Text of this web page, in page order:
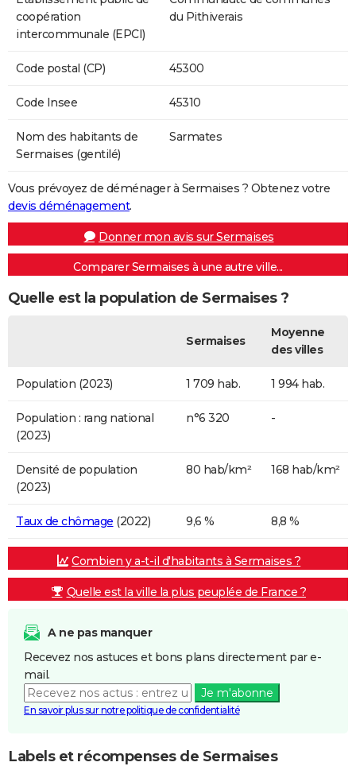
coopération
intercommunale (EPCI)
du Pithiverais
Code postal (CP) 45300
Code Insee 45310
Nom des habitants de
Sermaises (gentilé)
Sarmates
Vous prévoyez de déménager à Sermaises ? Obtenez votre
devis déménagement.
Donner mon avis sur Sermaises
Comparer Sermaises à une autre ville...
Quelle est la population de Sermaises ?
Sermaises
Moyenne
des villes
Population (2023) 1 709 hab. 1 994 hab.
Population : rang national
(2023)
n°6 320 -
Densité de population
(2023)
80 hab/km² 168 hab/km²
Taux de chômage (2022) 9,6 % 8,8 %
Combien y a-t-il d'habitants à Sermaises ?
Quelle est la ville la plus peuplée de France ?
A ne pas manquer
Recevez nos astuces et bons plans directement par e-
mail.
Je m'abonne
En savoir plus sur notre politique de confidentialité
Labels et récompenses de Sermaises